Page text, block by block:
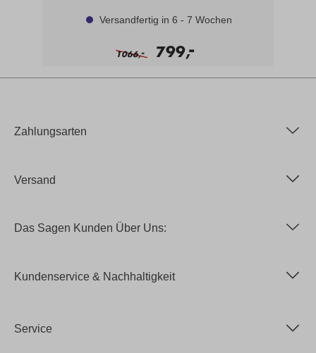
Versandfertig in 6 - 7 Wochen
1066,
- 799,
-
Zahlungsarten
Versand
Das Sagen Kunden Über Uns:
Kundenservice & Nachhaltigkeit
Service